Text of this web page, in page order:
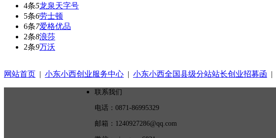
4条5龙泉天字号
5条6劳士顿
6条7爱格优品
2条8浪莎
2条9万沃
网站首页 | 小东小西创业服务中心 | 小东小西全国县级分站站长创业招募函 |
联系我们
电话：0871-86995329
邮箱：1240927286@qq.com